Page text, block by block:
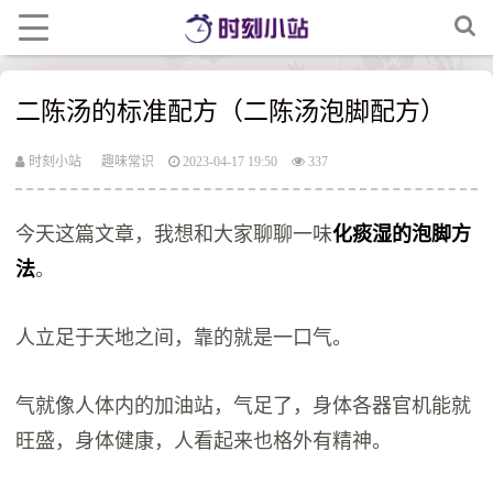
二陈汤的标准配方（二陈汤泡脚配方）
时刻小站 趣味常识 2023-04-17 19:50 337
今天这篇文章，我想和大家聊聊一味化痰湿的泡脚方
法。
人立足于天地之间，靠的就是一口气。
气就像人体内的加油站，气足了，身体各器官机能就
旺盛，身体健康，人看起来也格外有精神。